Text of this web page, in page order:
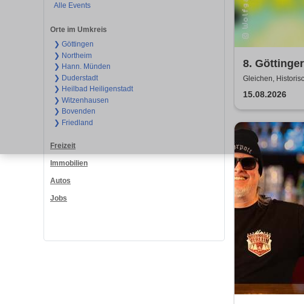
Alle Events
Orte im Umkreis
❯ Göttingen
❯ Northeim
❯ Hann. Münden
❯ Duderstadt
❯ Heilbad Heiligenstadt
❯ Witzenhausen
❯ Bovenden
❯ Friedland
Freizeit
Immobilien
Autos
Jobs
8.
Gleichen,
15.08.2026